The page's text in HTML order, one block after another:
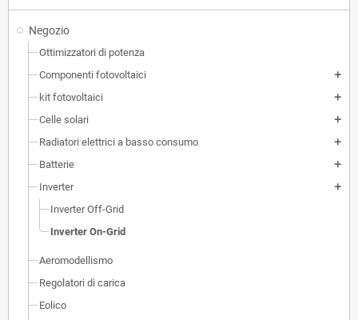
Negozio
Ottimizzatori di potenza
Componenti fotovoltaici
add
kit fotovoltaici add
Celle solari add
Radiatori elettrici a basso consumo add
Batterie add
Inverter add
Inverter Off-Grid
Inverter On-Grid
Aeromodellismo
Regolatori di carica
Eolico